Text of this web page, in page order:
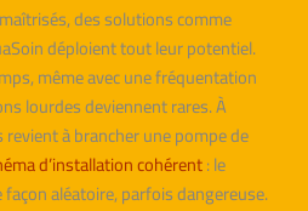
des solutions comme
déploient tout leur potentiel.
même avec une fréquentation
lourdes deviennent rares. À
revient à brancher une pompe de
d’installation cohérent: le
aléatoire, parfois dangereuse.